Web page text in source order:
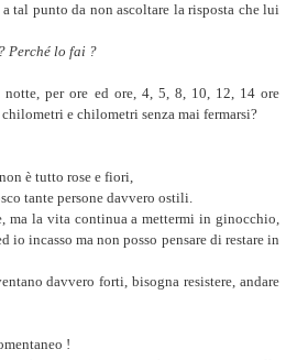
tal punto da non ascoltare la risposta che lui
Perché lo fai ?
per ore ed ore, 4, 5, 8, 10, 12, 14 ore
e chilometri senza mai fermarsi?
è tutto rose e fiori,
tante persone davvero ostili.
ma la vita continua a mettermi in ginocchio,
io incasso ma non posso pensare di restare in
davvero forti, bisogna resistere, andare
!